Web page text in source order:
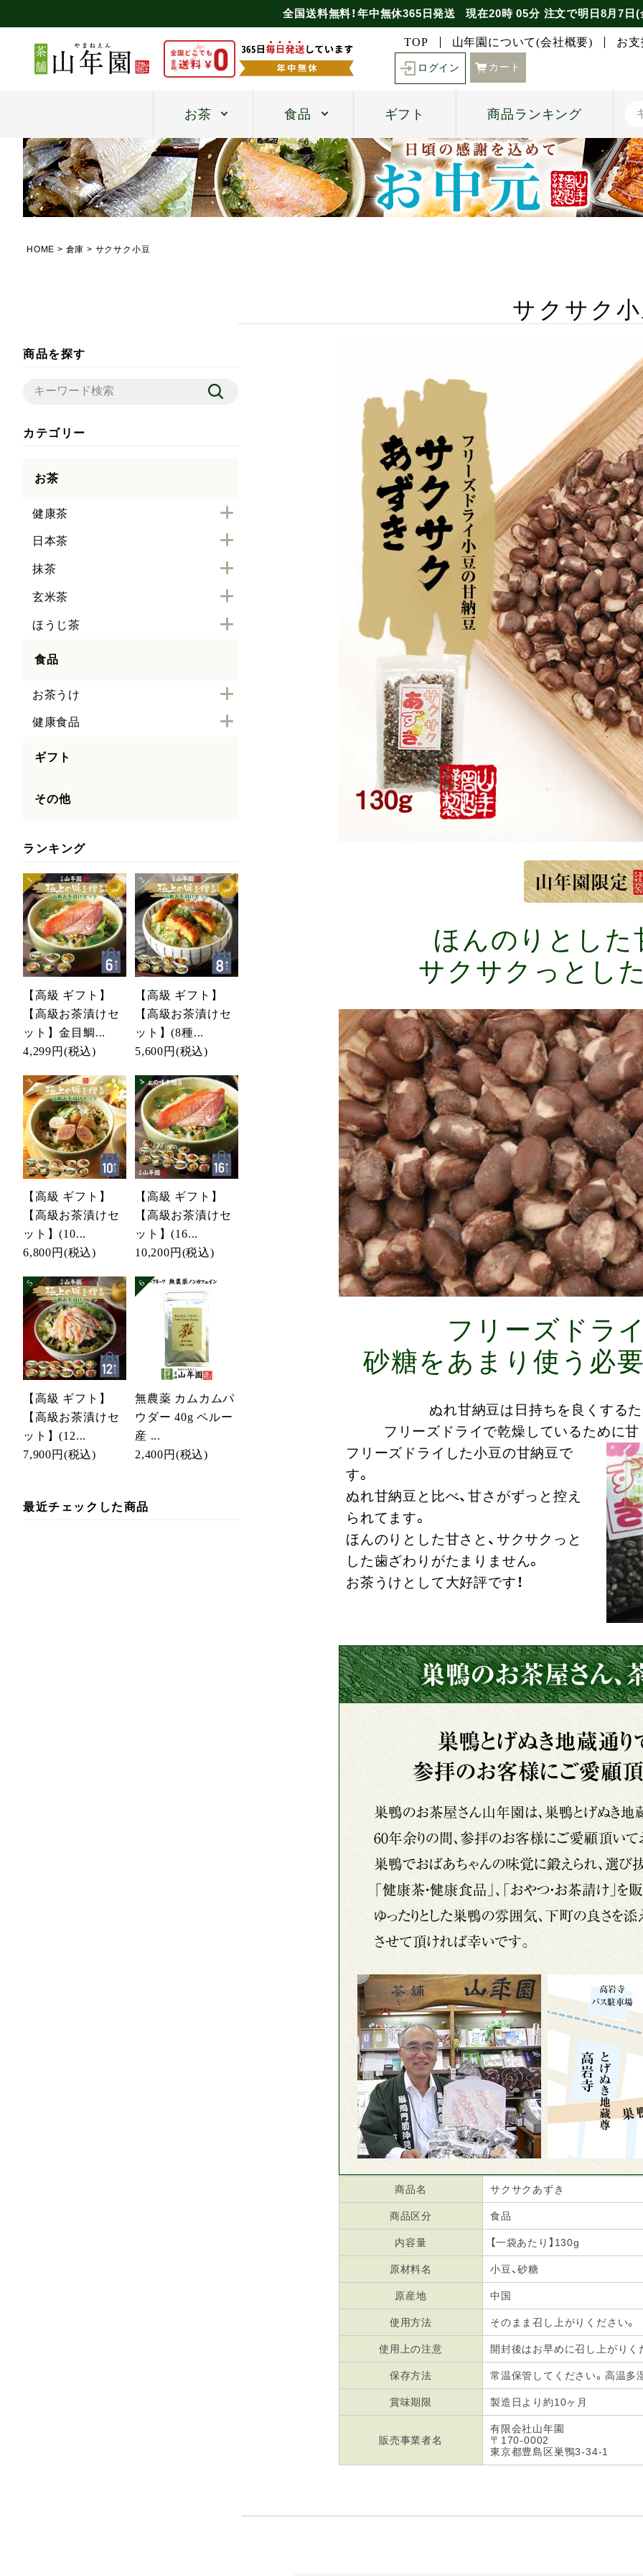
全国送料無料！年中無休365日発送 現在20時 05分注文で明日8月7日(
TOP 山年園について(会社概要) お
ログイン カート
お茶 食品 ギフト 商品ランキング
HOME 倉庫 サクサク小豆
商品を探す
カテゴリー
お茶
健康茶
日本茶
抹茶
玄米茶
ほうじ茶
食品
お茶うけ
健康食品
ギフト
その他
ランキング
【高級 ギフト】
【高級お茶漬けセ
ット】金目鯛...
4,299円 (税込)
【高級 ギフト】
【高級お茶漬けセ
ット】(8種...
5,600円 (税込)
【高級 ギフト】
【高級お茶漬けセ
ット】(10...
6,800円 (税込)
【高級 ギフト】
【高級お茶漬けセ
ット】(16...
10,200円 (税込)
【高級 ギフト】
【高級お茶漬けセ
ット】(12...
7,900円 (税込)
無農薬 カムカムパ
ウダー 40g ペルー
産 ...
2,400円 (税込)
最近チェックした商品
サクサク
ほんのりとした
サクサクっとし
フリーズドラ
砂糖をあまり使う必
ぬれ甘納豆は日持ちを良くする
フリーズドライで乾燥しているために
フリーズドライした小豆の甘納豆で
す。
ぬれ甘納豆と比べ、甘さがずっと控え
られてます。
ほんのりとした甘さと、サクサクっと
した歯ざわりがたまりません。
お茶うけとして大好評です！
商品名 サクサクあずき
商品区分 食品
内容量 【一袋あたり】130g
原材料名 小豆、砂糖
原産地 中国
使用方法 そのまま召し上がりください。
使用上の注意 開封後はお早めに召し上がりく
保存方法 常温保管してください。高温多
賞味期限 製造日より約10ヶ月
販売事業者名
有限会社山年園
〒170-0002
東京都豊島区巣鴨3-34-1